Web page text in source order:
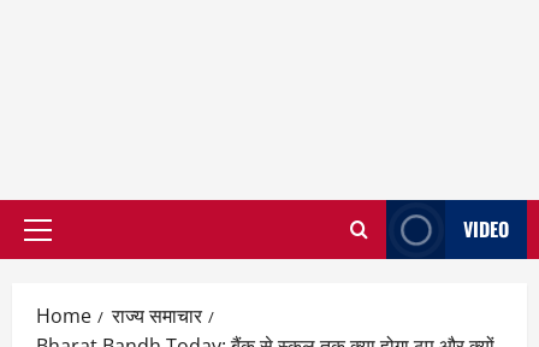
Primary
VIDEO
Home
राज्य समाचार